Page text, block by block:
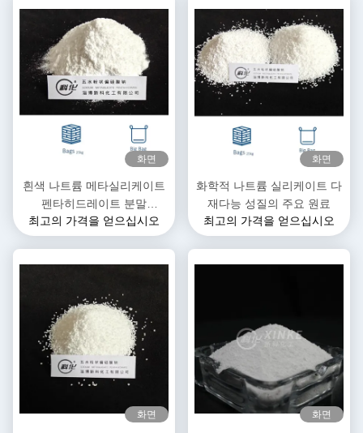
화면
흰색 나트륨 메타실리케이트
펜타히드레이트 분말
Na2SiO3·5H2O 물에 녹는
최고의 가격을 얻으십시오
화면
화학적 나트륨 실리케이트 다
재다능 성질의 주요 원료
최고의 가격을 얻으십시오
화면 화면